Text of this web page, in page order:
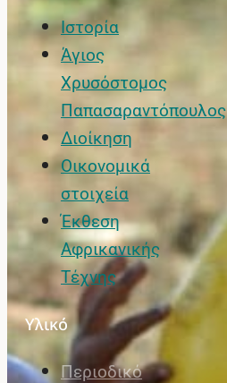
Ιστορία
Άγιος
Χρυσόστομος
Παπασαραντόπουλος
Διοίκηση
Οικονομικά
στοιχεία
Έκθεση
Αφρικανικής
Τέχνης
Υλικό
Περιοδικό